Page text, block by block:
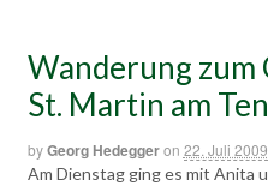
Wanderung zum
St. Martin am
byGeorg Hedeggeron 22. Juli 2009
Am Dienstag ging es mit Anita